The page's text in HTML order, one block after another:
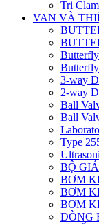
Tri
VAN VÀ
3-way
2-way
Ball
Ball
Type
BỘ
BƠM
BƠM
BƠM
DÒNG